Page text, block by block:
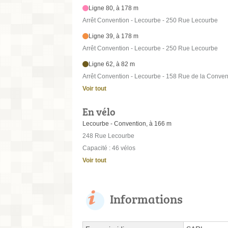
Ligne 80, à 178 m
Arrêt Convention - Lecourbe - 250 Rue Lecourbe
Ligne 39, à 178 m
Arrêt Convention - Lecourbe - 250 Rue Lecourbe
Ligne 62, à 82 m
Arrêt Convention - Lecourbe - 158 Rue de la
Voir tout
En vélo
Lecourbe - Convention, à 166 m
248 Rue Lecourbe
Capacité : 46 vélos
Voir tout
Informations